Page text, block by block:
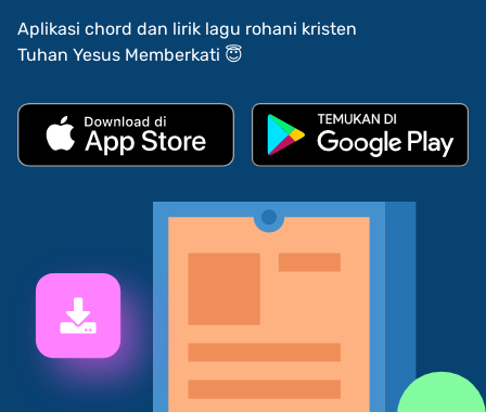
Aplikasi chord dan lirik lagu rohani kristen
Tuhan Yesus Memberkati 😇